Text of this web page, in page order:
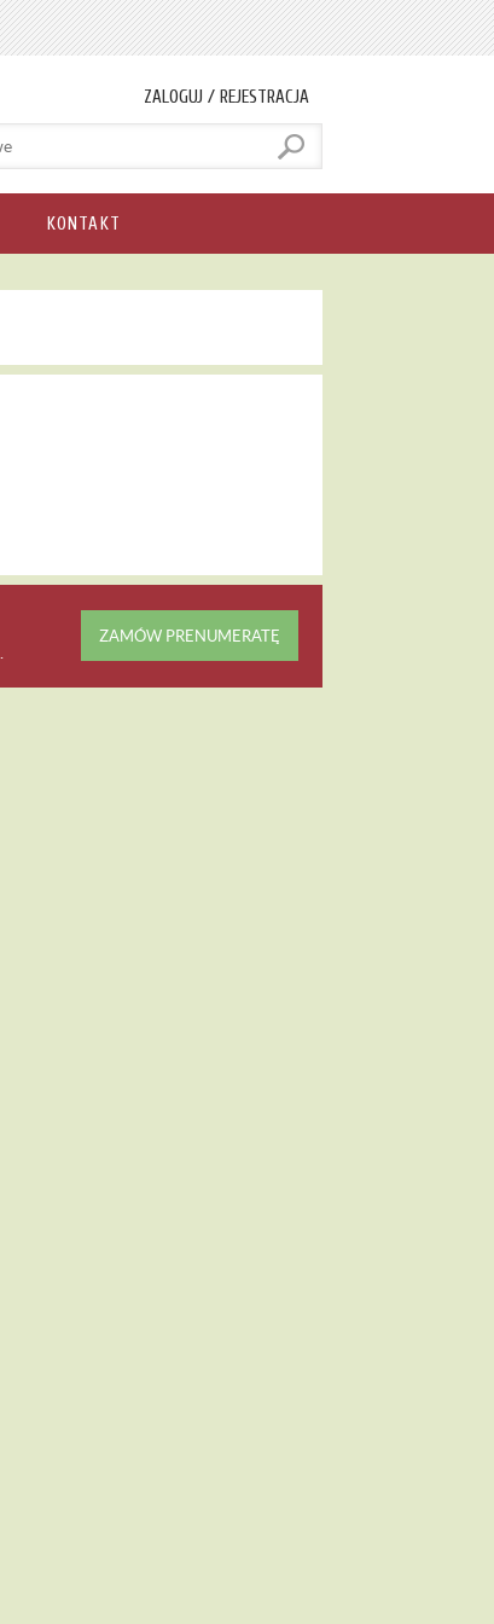
ZALOGUJ / REJESTRACJA
KONTAKT
ZAMÓW PRENUMERATĘ